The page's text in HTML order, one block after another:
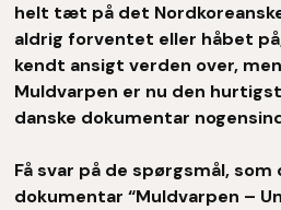
helt tæt på det
aldrig forventet eller håbet
kendt ansigt verden over,
Muldvarpen er nu den
danske dokumentar
Få svar på de spørgsmål,
dokumentar “Muldvarpen –